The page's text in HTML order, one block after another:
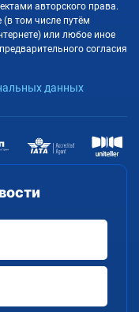
авторского права.
(в том числе путём
или любое иное
согласия
данных